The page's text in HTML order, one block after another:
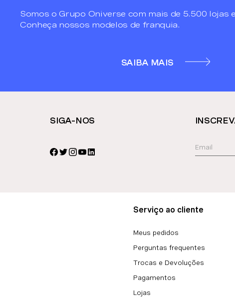
Somos o Grupo Oniverse com mais de 5.500 lojas
Conheça nossos modelos de franquia.
SAIBA MAIS
SIGA-NOS
Serviço ao cliente
Meus pedidos
Perguntas frequentes
Trocas e Devoluções
Pagamentos
Lojas